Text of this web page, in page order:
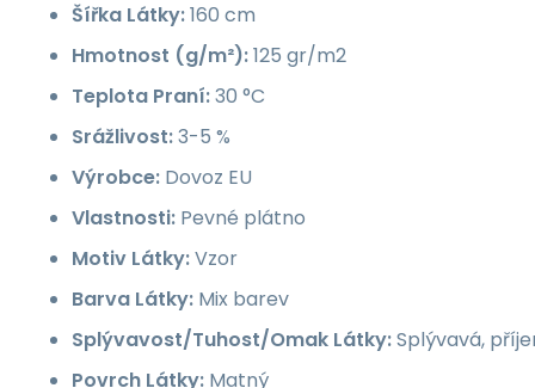
Šířka Látky:160 cm
Hmotnost (g/m²):125 gr/m2
Teplota Praní:30 °C
Srážlivost:3-5 %
Výrobce: Dovoz EU
Vlastnosti: Pevné plátno
Motiv Látky:Vzor
Barva Látky: Mix barev
Splývavost/Tuhost/Omak Látky:Splývavá,
Povrch Látky: Matný